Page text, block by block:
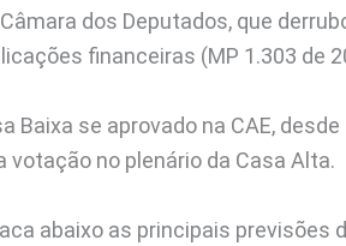
dos Deputados, que
financeiras (MP 1.303 de
Baixa se aprovado na CAE,
no plenário da Casa Alta.
abaixo as principais previsões